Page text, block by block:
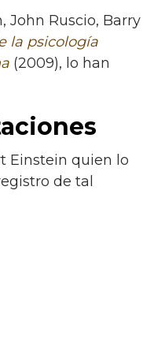
John Ruscio, Barry
la psicología
(2009), lo han
Einstein quien lo
de tal